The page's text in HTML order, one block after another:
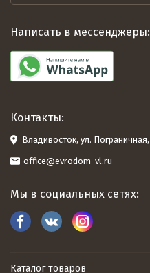
Написать в мессенджеры:
Контакты:
Владивосток, ул. Пограничная,
office@evrodom-vl.ru
Мы в социальных сетях:
Каталог товаров